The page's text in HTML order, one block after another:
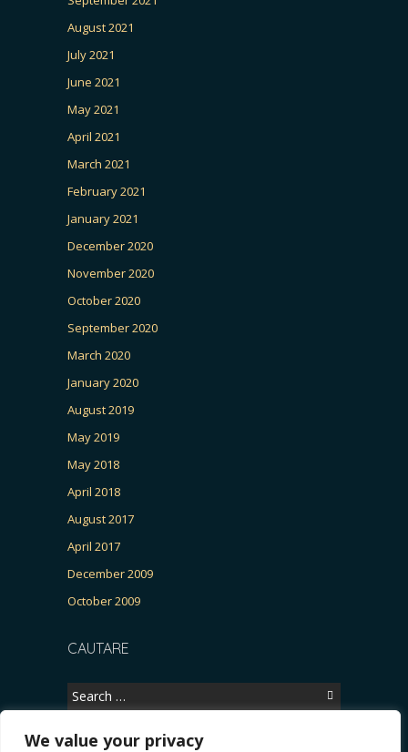
We value your privacy
August 2021
July 2021
June 2021
May 2021
April 2021
March 2021
February 2021
January 2021
December 2020
November 2020
October 2020
September 2020
March 2020
January 2020
August 2019
May 2019
May 2018
April 2018
August 2017
April 2017
December 2009
October 2009
CAUTARE
Search
for: